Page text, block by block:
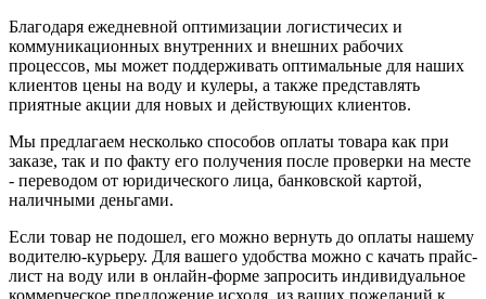
Благодаря ежедневной оптимизации логистичесих и
коммуникационных внутренних и внешних рабочих
процессов, мы может поддерживать оптимальные для наших
клиентов цены на воду и кулеры, а также представлять
приятные акции для новых и действующих клиентов.
Мы предлагаем несколько способов оплаты товара как при
заказе, так и по факту его получения после проверки на месте
- переводом от юридического лица, банковской картой,
наличными деньгами.
Если товар не подошел, его можно вернуть до оплаты нашему
водителю-курьеру. Для вашего удобства можно с качать прайс-
лист на воду или в онлайн-форме запросить индивидуальное
коммерческое предложение исходя из ваших пожеланий к